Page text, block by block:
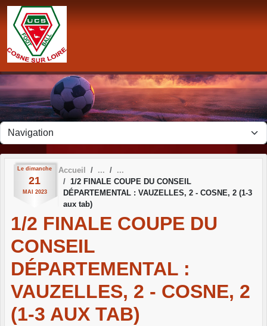
Le dimanche
21
MAI 2023
Accueil
1/2 FINALE COUPE DU CONSEIL
DÉPARTEMENTAL : VAUZELLES, 2 - COSNE, 2 (1-3
aux tab)
1/2 FINALE COUPE DU
CONSEIL
DÉPARTEMENTAL :
VAUZELLES, 2 - COSNE, 2
(1-3 AUX TAB)
Panneau de gestion des cookies